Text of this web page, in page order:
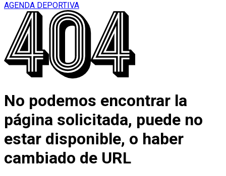
AGENDA DEPORTIVA
No podemos encontrar la
página solicitada, puede no
estar disponible, o haber
cambiado de URL